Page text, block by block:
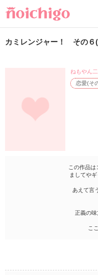
カミレンジャー！ その６
恋愛(そ
ねもやん
この作品は
ましてや
あえて言
正義の
こ